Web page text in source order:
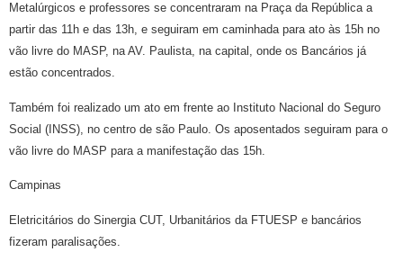
Metalúrgicos e professores se concentraram na Praça da República a
partir das 11h e das 13h, e seguiram em caminhada para ato às 15h no
vão livre do MASP, na AV. Paulista, na capital, onde os Bancários já
estão concentrados.
Também foi realizado um ato em frente ao Instituto Nacional do Seguro
Social (INSS), no centro de são Paulo. Os aposentados seguiram para o
vão livre do MASP para a manifestação das 15h.
Campinas
Eletricitários do Sinergia CUT, Urbanitários da FTUESP e bancários
fizeram paralisações.